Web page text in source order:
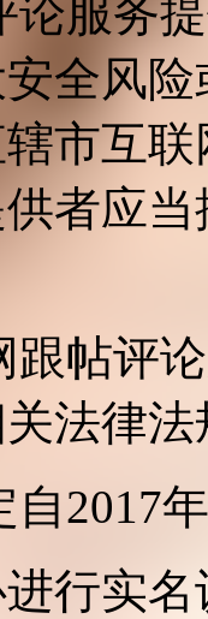
论服务
全风
市互
者应
跟帖评
法律
2017
行实名